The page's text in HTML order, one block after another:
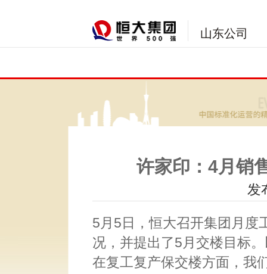
山东公司
许家印：4月销
发
5月5日，恒大召开集团月度
况，并提出了5月交楼目标
在复工复产保交楼方面，我